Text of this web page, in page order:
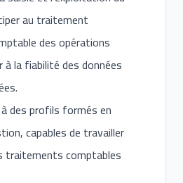
au traitement
des opérations
la fiabilité des données
des profils formés en
capables de travailler
traitements comptables